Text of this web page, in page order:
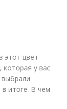
этот цвет
которая у вас
итоге. В чем